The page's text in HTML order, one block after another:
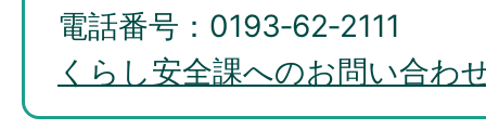
電話番号：0193‐62‐2111
くらし安全課へのお問い合わ